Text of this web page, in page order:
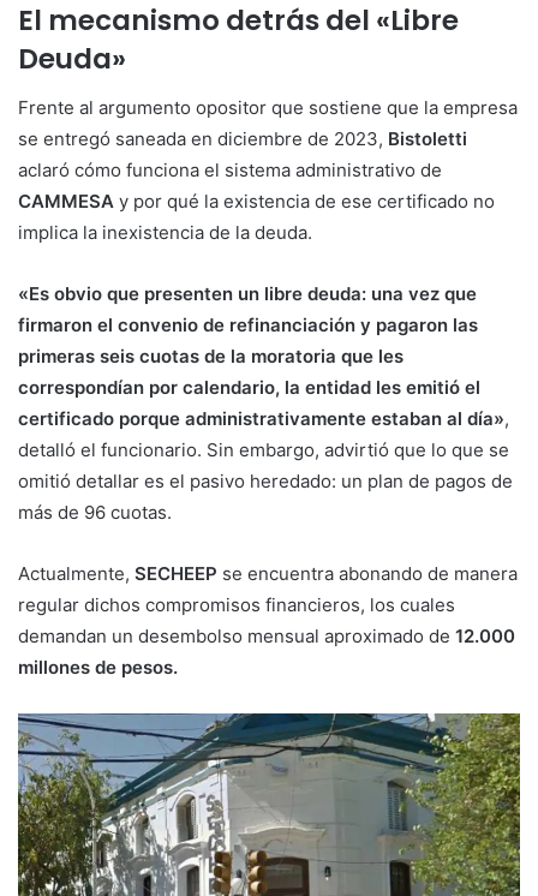
El mecanismo detrás del «Libre
Deuda»
Frente al argumento opositor que sostiene que la empresa
se entregó saneada en diciembre de 2023, Bistoletti
aclaró cómo funciona el sistema administrativo de
CAMMESA y por qué la existencia de ese certificado no
implica la inexistencia de la deuda.
«Es obvio que presenten un libre deuda: una vez que
firmaron el convenio de refinanciación y pagaron las
primeras seis cuotas de la moratoria que les
correspondían por calendario, la entidad les emitió el
certificado porque administrativamente estaban al día»,
detalló el funcionario. Sin embargo, advirtió que lo que se
omitió detallar es el pasivo heredado: un plan de pagos de
más de 96 cuotas.
Actualmente, SECHEEP se encuentra abonando de manera
regular dichos compromisos financieros, los cuales
demandan un desembolso mensual aproximado de 12.000
millones de pesos.